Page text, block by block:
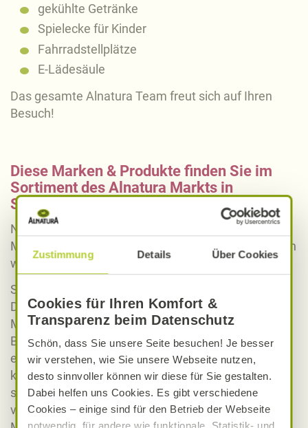
Zustimmung Details Über Cookies
Cookies für Ihren Komfort &
Transparenz beim Datenschutz
Schön, dass Sie unsere Seite besuchen! Je besser
wir verstehen, wie Sie unsere Webseite nutzen,
desto sinnvoller können wir diese für Sie gestalten.
Dabei helfen uns Cookies. Es gibt verschiedene
Cookies – einige sind für den Betrieb der Webseite
notwendig, für andere wie funktionale, Statistik- und
gekühlte Getränke
Spielecke für Kinder
Fahrradstellplätze
E-Lädesäule
Das gesamte Alnatura Team freut sich auf Ihren
Besuch!
Diese Marken & Produkte finden Sie im
Sortiment des Alnatura Markts in
Stadtbergen
Neben unseren regionalen Partnern, die unsere
Märkte mit frischen Lebensmitteln versorgen, bieten
wir natürlich auch überregionale Produkte an.
So können Sie bei uns Naturkosmetik von Weleda,
Dr. Hauschka, Speick, Lavera und vielen weiteren
Marken kaufen.
Brauchen Sie noch etwas zum Abschmecken für
eines unserer abwechslungsreichen Rezepte, dann
können Sie zwischen Gewürzen der Marke Alnatura
sowie Gewürzen zahlreicher Marken zum Beispiel
von Lebensbaum und Sonnentor wählen. Diese